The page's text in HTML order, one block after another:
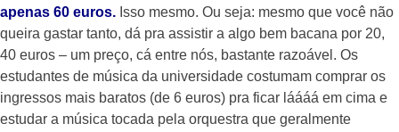
apenas 60 euros. Isso mesmo. Ou seja: mesmo que você não
queira gastar tanto, dá pra assistir a algo bem bacana por 20,
40 euros – um preço, cá entre nós, bastante razoável. Os
estudantes de música da universidade costumam comprar os
ingressos mais baratos (de 6 euros) pra ficar láááá em cima e
estudar a música tocada pela orquestra que geralmente